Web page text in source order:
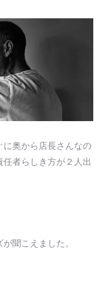
奥から店長さんなの
者らしき方が２人出
聞こえました。